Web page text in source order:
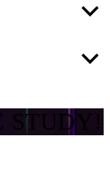
oder einer WG
privaten
und wird
STUDY!